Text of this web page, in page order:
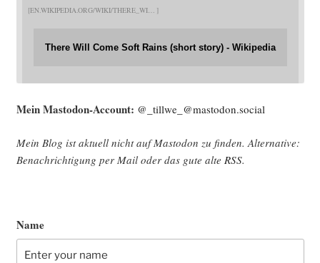
EN.WIKIPEDIA.ORG/WIKI/THERE_WI
There Will Come Soft Rains (short story) - Wikipedia
Mein Mast­o­don-Account: @_tillwe_@mastodon.social
Mein Blog ist aktu­ell nicht auf Mast­o­don zu fin­den. Alter­na­ti­ve:
Benach­rich­ti­gung per Mail oder das gute alte RSS.
Name